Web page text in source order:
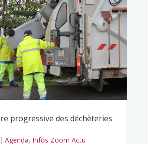
progressive des déchèteries
| Agenda, Infos Zoom Actu